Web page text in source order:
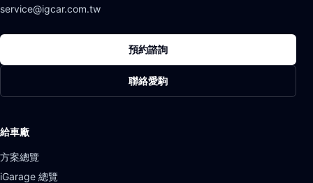
service@igcar.com.tw
預約諮詢
聯絡愛駒
給車廠
方案總覽
iGarage 總覽